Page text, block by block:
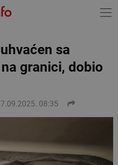
sa
granici, dobio
08:35